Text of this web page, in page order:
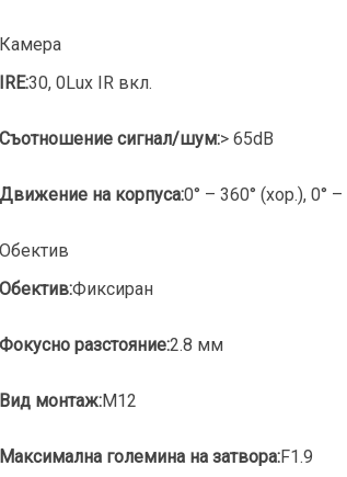
Камера
IRE:30, 0Lux IR вкл.
Съотношение сигнал/шум:> 65dB
Движение на корпуса:0° – 360° (хор.), 0°
Обектив
Обектив:Фиксиран
Фокусно разстояние:2.8 мм
Вид монтаж:M12
Максимална големина на затвора:F1.9